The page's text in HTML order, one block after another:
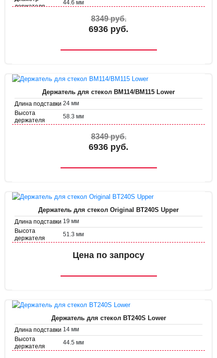
держателя
44.6 мм
8349 руб.
6936 руб.
Держатель для стекол BM114/BM115 Lower
Длина подставки 24 мм
Высота
держателя
58.3 мм
8349 руб.
6936 руб.
Держатель для стекол Original BT240S Upper
Длина подставки 19 мм
Высота
держателя
51.3 мм
Цена по запросу
Держатель для стекол BT240S Lower
Длина подставки 14 мм
Высота
держателя
44.5 мм